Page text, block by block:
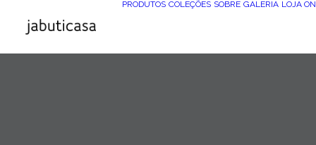
PRODUTOS COLEÇÕES SOBRE GALERIA LOJA